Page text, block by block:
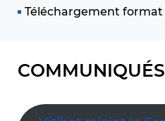
Téléchargement format